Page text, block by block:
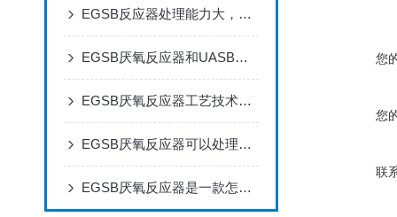
EGSB反应器处理能力大，处理效率好，运行稳定，构造简单
EGSB厌氧反应器和UASB厌氧反应器相比有什么优势呢
EGSB厌氧反应器工艺技术简介
EGSB厌氧反应器可以处理高浓度的有机废水
EGSB厌氧反应器是一款怎样的设备呢？下面为大家讲解
您
您
联